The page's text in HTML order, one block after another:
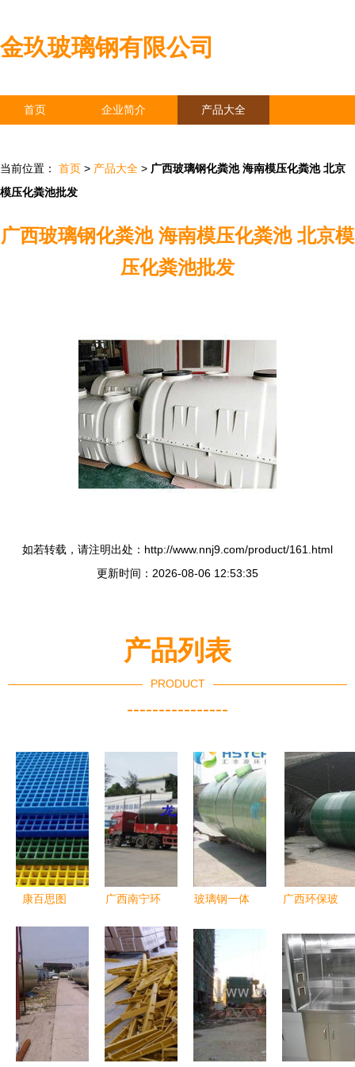
金玖玻璃钢有限公司
首页 企业简介 产品大全
当前位置： 首页 > 产品大全 > 广西玻璃钢化粪池 海南模压化粪池 北京
模压化粪池批发
广西玻璃钢化粪池 海南模压化粪池 北京模
压化粪池批发
如若转载，请注明出处：http://www.nnj9.com/product/161.html
更新时间：2026-08-06 12:53:35
产品列表
PRODUCT
----------------
康百思图
璃钢格栅生
产厂家
广西南宁环
粪池有限责
任公司 专
业玻璃钢生
产供应商与
先锋品牌
玻璃钢一体
设备 广西
HSY WS系
列的应用与
优势
广西环保玻
机械缠绕技
术的应用与
发展